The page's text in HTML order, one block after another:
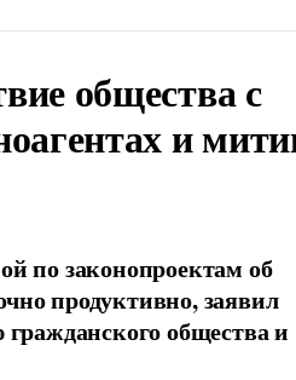
общества с
и
по законопроектам об
продуктивно, заявил
гражданского общества и